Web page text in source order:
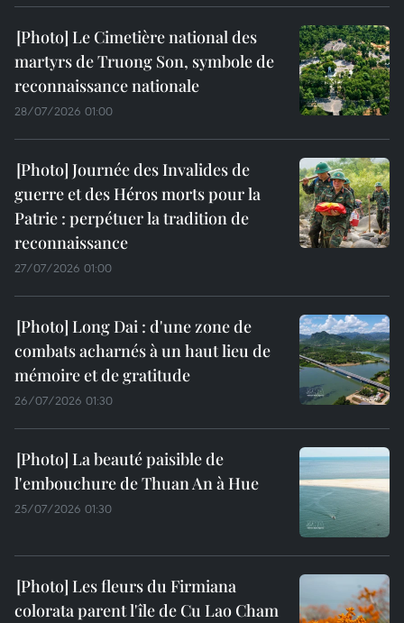
Le Cimetière national des
martyrs de Truong Son, symbole de
reconnaissance nationale
28/07/2026 01:00
Journée des Invalides de
guerre et des Héros morts pour la
Patrie : perpétuer la tradition de
reconnaissance
27/07/2026 01:00
Long Dai : d'une zone de
combats acharnés à un haut lieu de
mémoire et de gratitude
26/07/2026 01:30
La beauté paisible de
l'embouchure de Thuan An à Hue
25/07/2026 01:30
Les fleurs du Firmiana
colorata parent l'île de Cu Lao Cham